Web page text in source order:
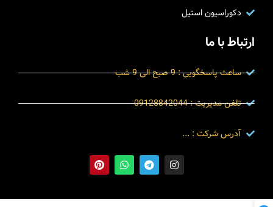
دکوراسیون استیل
ارتباط با ما
ساعت پاسخگویی : 9 صبح الی 9 شب
تلفن مدیریت : 09128842044
آدرس شرکت : ...